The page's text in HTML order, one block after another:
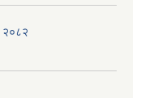
२०८२